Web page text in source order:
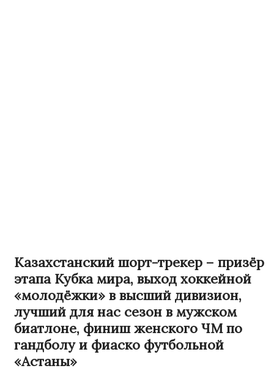
Казахстанский шорт-трекер – призёр
этапа Кубка мира, выход хоккейной
«молодёжки» в высший дивизион,
лучший для нас сезон в мужском
биатлоне, финиш женского ЧМ по
гандболу и фиаско футбольной
«Астаны»